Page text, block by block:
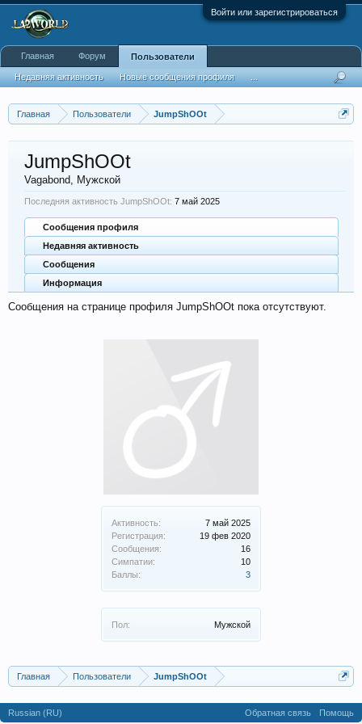
Войти или зарегистрироваться
Главная Пользователи JumpShOOt
Активность:
7 май 2025
Регистрация:
19 фев 2020
Сообщения:
16
Симпатии:
10
Баллы:
3
Пол: Мужской
JumpShOOt
Vagabond, Мужской
Последняя активность JumpShOOt: 7 май 2025
Сообщения профиля
Недавняя активность
Сообщения
Информация
Сообщения на странице профиля JumpShOOt пока отсутствуют.
Главная Пользователи JumpShOOt
Главная Форум Пользователи
Недавняя активность Новые сообщения профиля
Russian (RU) Обратная связь Помощь